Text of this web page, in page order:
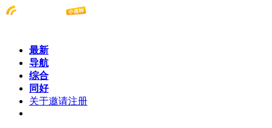
最新
导航
综合
同好
关于邀请注册